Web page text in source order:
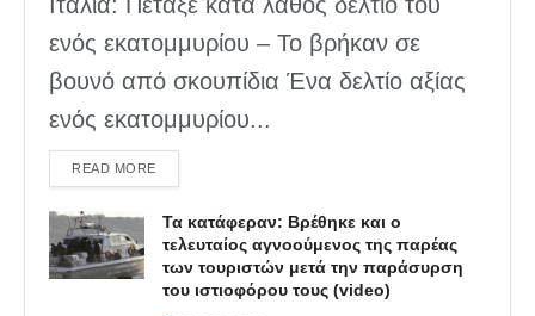
ενός εκατομμυρίου – Το βρήκαν σε
βουνό από σκουπίδια Ένα δελτίο αξίας
ενός εκατομμυρίου...
READ MOREDETAILS
Τα κατάφεραν: Βρέθηκε και ο
τελευταίος αγνοούμενος της παρέας
των τουριστών μετά την παράσυρση
του ιστιοφόρου τους (video)